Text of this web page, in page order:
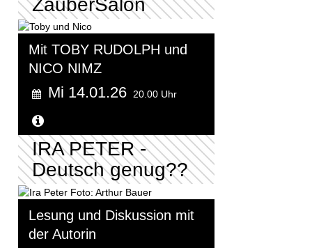
ZauberSalon
Mit TOBY RUDOLPH und
NICO NIMZ
Mi 14.01.26 20.00 Uhr
IRA PETER -
Deutsch genug??
Lesung und Diskussion mit
der Autorin